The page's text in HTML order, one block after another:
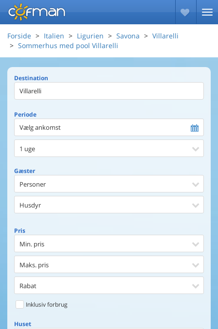
Forside Italien Ligurien Savona
Villarelli
Sommerhus med pool Villarelli
Destination
Periode
Vælg ankomst
1 uge
Gæster
Personer
Husdyr
Pris
Min. pris
Maks. pris
Rabat
Inklusiv forbrug
Huset